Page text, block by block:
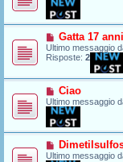
Gatta 17
Ultimo messaggio
Risposte: 2
Ciao
Ultimo messaggio
Ultimo messaggio